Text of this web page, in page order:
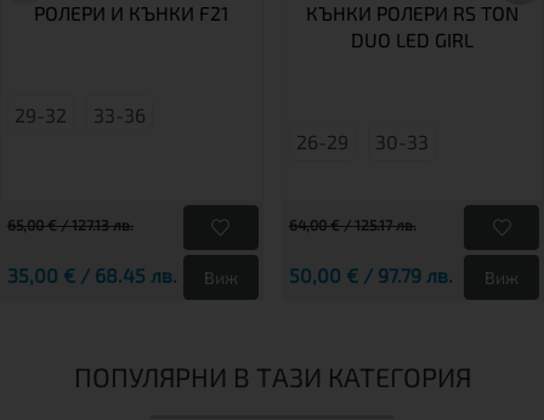
РОЛЕРИ И КЪНКИ F21
29-32 33-36
65,00 € / 127.13 лв.
35,00 € / 68.45 лв. Виж
КЪНКИ РОЛЕРИ RS TON
DUO LED GIRL
26-29 30-33
64,00 € / 125.17 лв.
50,00 € / 97.79 лв. Виж
ПОПУЛЯРНИ В ТАЗИ КАТЕГОРИЯ